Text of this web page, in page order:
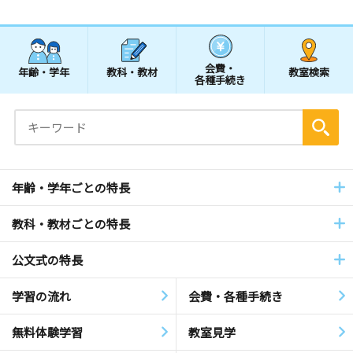
年齢・学年 教科・教材 会費・
各種手続き
教室検索
年齢・学年ごとの特長
教科・教材ごとの特長
公文式の特長
学習の流れ 会費・各種手続き
無料体験学習 教室見学